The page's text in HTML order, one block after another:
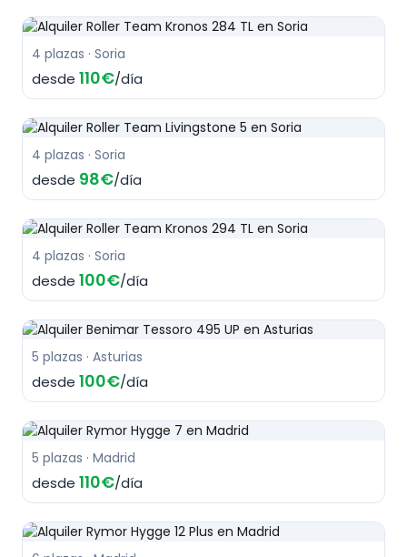
4 plazas · Soria
desde 110€/día
4 plazas · Soria
desde 98€/día
4 plazas · Soria
desde 100€/día
5 plazas · Asturias
desde 100€/día
5 plazas · Madrid
desde 110€/día